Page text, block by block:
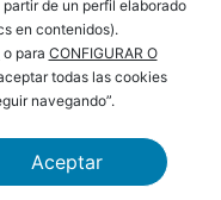
de un perfil elaborado
en contenidos).
o para CONFIGURAR O
todas las cookies
navegando”.
Aceptar
LEGAL
DE COOKIES
LA CAIXA